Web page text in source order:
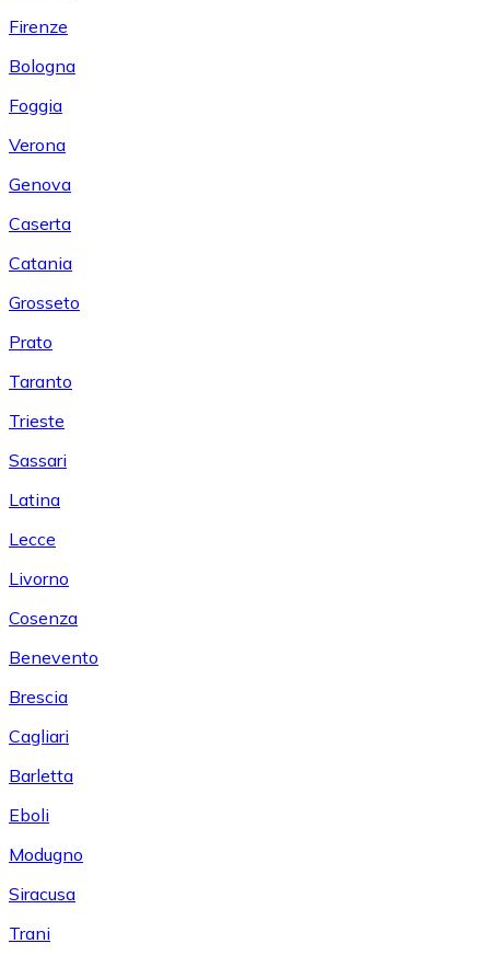
Firenze
Bologna
Foggia
Verona
Genova
Caserta
Catania
Grosseto
Prato
Taranto
Trieste
Sassari
Latina
Lecce
Livorno
Cosenza
Benevento
Brescia
Cagliari
Barletta
Eboli
Modugno
Siracusa
Trani